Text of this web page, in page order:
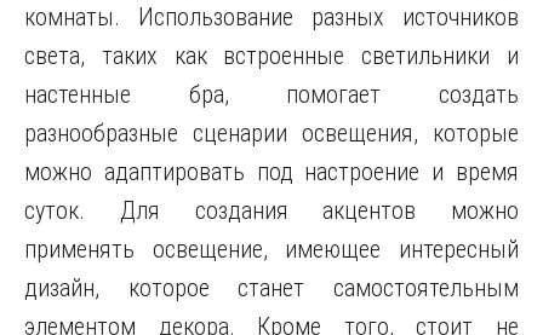
комнаты. Использование разных источников
света, таких как встроенные светильники и
настенные бра, помогает создать
разнообразные сценарии освещения, которые
можно адаптировать под настроение и время
суток. Для создания акцентов можно
применять освещение, имеющее интересный
дизайн, которое станет самостоятельным
элементом декора. Кроме того, стоит не